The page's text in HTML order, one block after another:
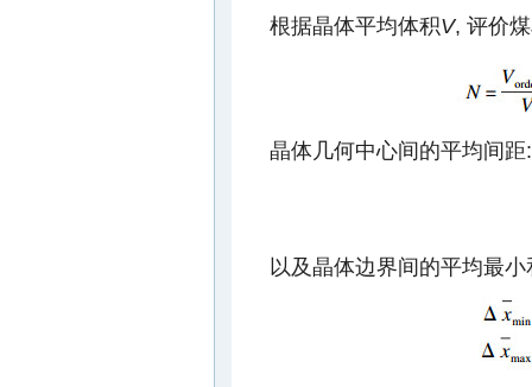
根据晶体平均体积V, 评价
晶体几何中心间的平均间距:
以及晶体边界间的平均最